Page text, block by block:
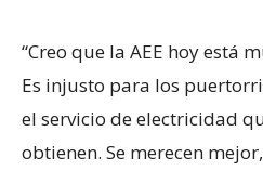
“Creo que la AEE hoy está
Es injusto para los
el servicio de electricidad
obtienen. Se merecen